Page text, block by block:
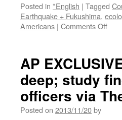
Posted in *English | Tagged
Earthquake + Fukushima,
Americans | Comments Offon
AP
deep; study
officers via
Posted on 2013/11/20by